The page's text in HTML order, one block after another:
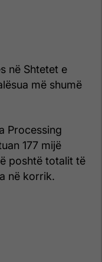
në Shtetet e
më shumë
Processing
177 mijë
poshtë totalit të
në korrik.